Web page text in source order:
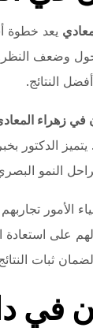
يعد خطوة
وضعف
النتائج.
في زهراء
الدكتور
النمو
الأمور
على استعادة
ثبات
في